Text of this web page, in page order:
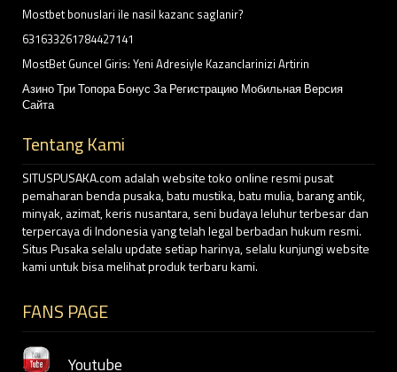
Mostbet bonuslari ile nasil kazanc saglanir?
631633261784427141
MostBet Guncel Giris: Yeni Adresiyle Kazanclarinizi Artirin
Азино Три Топора Бонус За Регистрацию Мобильная Версия
Сайта
Tentang Kami
SITUSPUSAKA.com adalah website toko online resmi pusat
pemaharan benda pusaka, batu mustika, batu mulia, barang antik,
minyak, azimat, keris nusantara, seni budaya leluhur terbesar dan
terpercaya di Indonesia yang telah legal berbadan hukum resmi.
Situs Pusaka selalu update setiap harinya, selalu kunjungi website
kami untuk bisa melihat produk terbaru kami.
FANS PAGE
Youtube